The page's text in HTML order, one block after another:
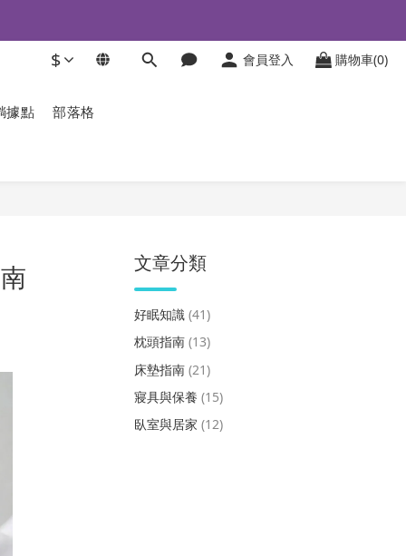
$ 會員登入 購物車(0)
據點 部落格
文章分類
好眠知識 (41)
枕頭指南 (13)
床墊指南 (21)
寢具與保養 (15)
臥室與居家 (12)